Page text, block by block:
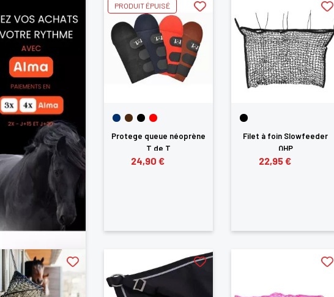
Protege queue néoprène
T de T
24,90 €
PRODUIT ÉPUISÉ
Filet à foin Slowfeeder
QHP
22,95 €